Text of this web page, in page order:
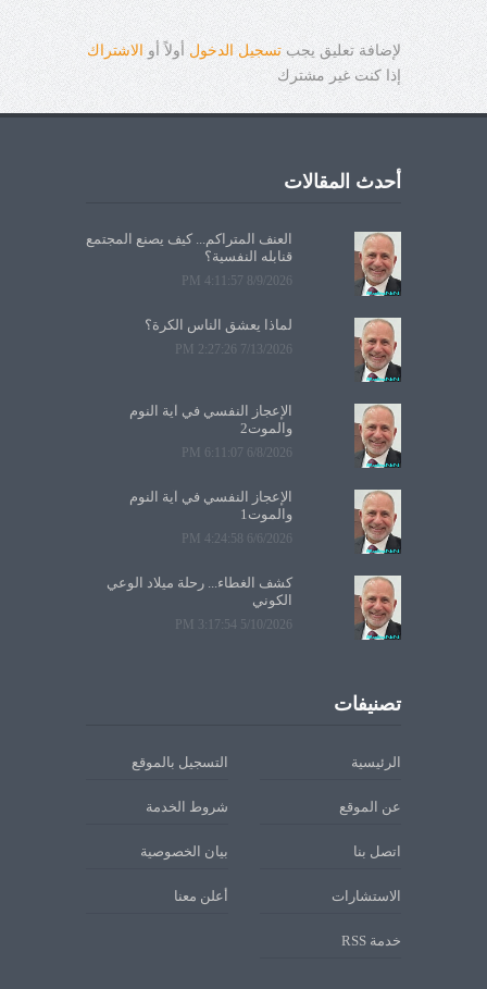
لإضافة تعليق يجبتسجيل الدخول أولاً أو الاشتراك
إذا كنت غير مشترك
أحدث المقالات
العنف المتراكم... كيف يصنع المجتمع
قنابله النفسية؟
8/9/2026 4:11:57 PM
لماذا يعشق الناس الكرة؟
7/13/2026 2:27:26 PM
الإعجاز النفسي في آية النوم
والموت2
6/8/2026 6:11:07 PM
الإعجاز النفسي في آية النوم
والموت1
6/6/2026 4:24:58 PM
كشف الغطاء... رحلة ميلاد الوعي
الكوني
5/10/2026 3:17:54 PM
تصنيفات
الرئيسية التسجيل بالموقع
عن الموقع شروط الخدمة
اتصل بنا بيان الخصوصية
الاستشارات أعلن معنا
خدمة RSS